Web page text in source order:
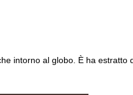
intorno al globo. È ha estratto